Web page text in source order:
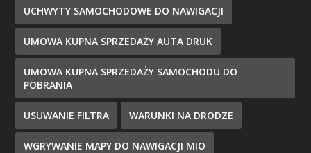
UCHWYTY SAMOCHODOWE DO NAWIGACJI
UMOWA KUPNA SPRZEDAŻY AUTA DRUK
UMOWA KUPNA SPRZEDAŻY SAMOCHODU DO
POBRANIA
USUWANIE FILTRA WARUNKI NA DRODZE
WGRYWANIE MAPY DO NAWIGACJI MIO